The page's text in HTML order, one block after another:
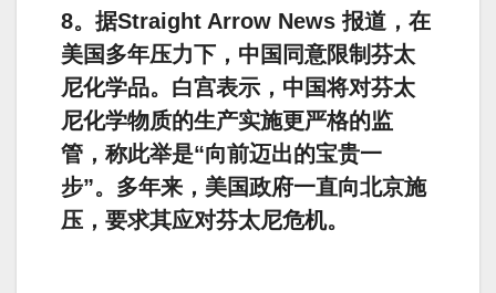
8。据Straight Arrow News 报道，在
美国多年压力下，中国同意限制芬太
尼化学品。白宫表示，中国将对芬太
尼化学物质的生产实施更严格的监
管，称此举是“向前迈出的宝贵一
步”。多年来，美国政府一直向北京施
压，要求其应对芬太尼危机。